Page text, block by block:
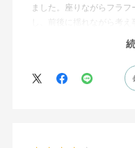
ました。座りながらフラ
し、前後に揺れながら考
す。カチャカチャ音が鳴
れてばっかだと怒られそ
特に前後に揺らす時にヘ
えます。揺れを止める機能